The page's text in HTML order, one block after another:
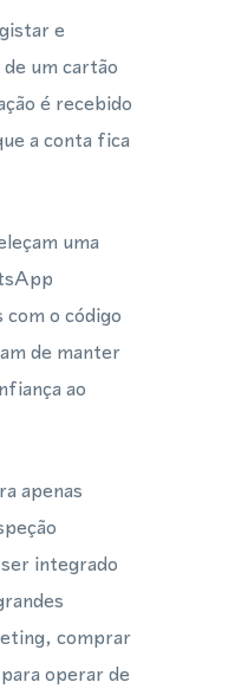
e
um cartão
é recebido
a conta fica
uma
o código
de manter
ao
apenas
integrado
comprar
operar de